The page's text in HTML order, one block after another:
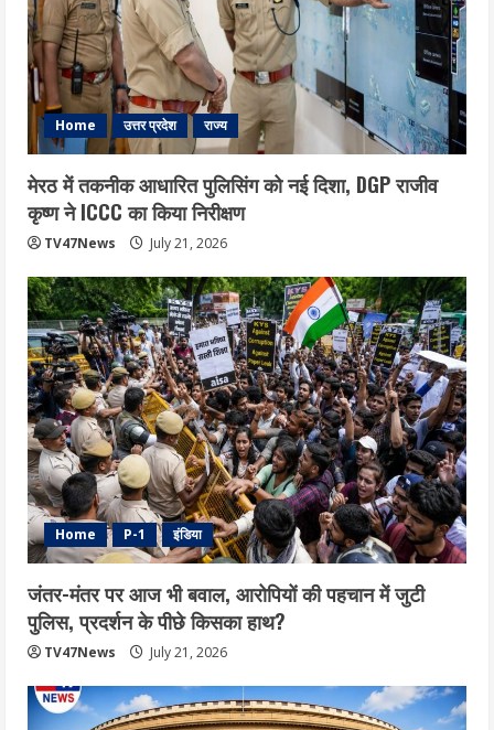
Home उत्तर प्रदेश राज्य
मेरठ में तकनीक आधारित पुलिसिंग को नई दिशा, DGP राजीव
कृष्ण ने ICCC का किया निरीक्षण
TV47News July 21, 2026
Home P-1 इंडिया
जंतर-मंतर पर आज भी बवाल, आरोपियों की पहचान में जुटी
पुलिस, प्रदर्शन के पीछे किसका हाथ?
TV47News July 21, 2026